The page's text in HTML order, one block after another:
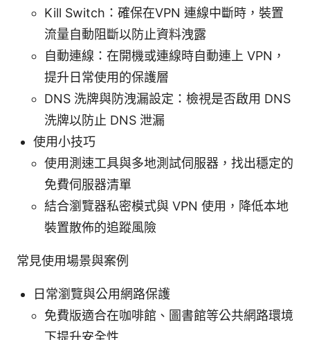
Kill Switch：確保在VPN 連線中斷時，裝置
流量自動阻斷以防止資料洩露
自動連線：在開機或連線時自動連上 VPN，
提升日常使用的保護層
DNS 洗牌與防洩漏設定：檢視是否啟用 DNS
洗牌以防止 DNS 泄漏
使用小技巧
使用測速工具與多地測試伺服器，找出穩定的
免費伺服器清單
結合瀏覽器私密模式與 VPN 使用，降低本地
裝置散佈的追蹤風險
常見使用場景與案例
日常瀏覽與公用網路保護
免費版適合在咖啡館、圖書館等公共網路環境